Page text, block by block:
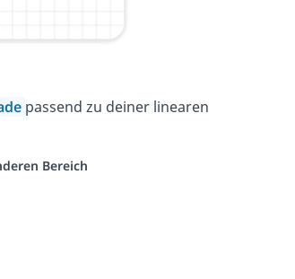
passend zu deiner linearen
Bereich